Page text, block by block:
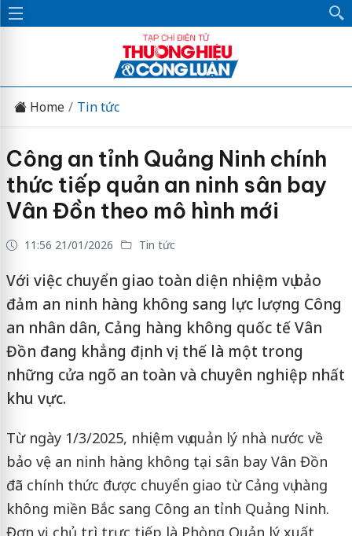
Home Tin tức
Công an tỉnh Quảng Ninh chính
thức tiếp quản an ninh sân bay
Vân Đồn theo mô hình mới
11:56 21/01/2026 Tin tức
Với việc chuyển giao toàn diện nhiệm vụ bảo
đảm an ninh hàng không sang lực lượng Công
an nhân dân, Cảng hàng không quốc tế Vân
Đồn đang khẳng định vị thế là một trong
những cửa ngõ an toàn và chuyên nghiệp nhất
khu vực.
Từ ngày 1/3/2025, nhiệm vụ quản lý nhà nước về
bảo vệ an ninh hàng không tại sân bay Vân Đồn
đã chính thức được chuyển giao từ Cảng vụ hàng
không miền Bắc sang Công an tỉnh Quảng Ninh.
Đơn vị chủ trì trực tiếp là Phòng Quản lý xuất